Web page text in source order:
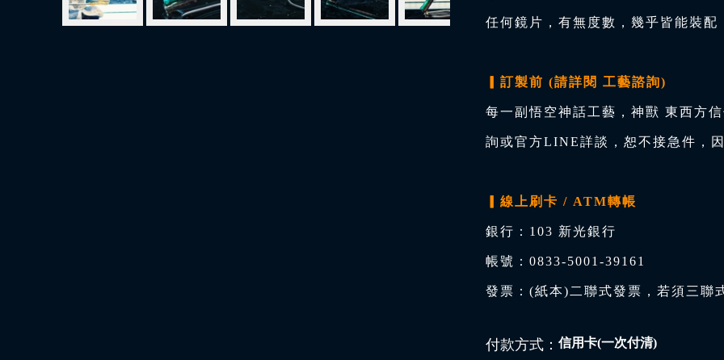
任何鏡片，有無度數，幾乎皆能裝
▎訂製前 (請詳閱 工藝諮詢)
每一副悟空神話工藝，神獸 東西方
詢或官方LINE詳談，恕不接急件，
▎線上刷卡 / ATM轉帳
銀行：103 新光銀行
帳號：0833-5001-39161
發票：(紙本)二聯式發票，若須三聯
付款方式：信用卡(一次付清)